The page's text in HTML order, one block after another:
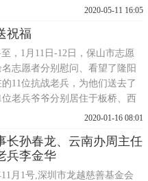
平陆，芮城，永济等县市，战线
月13日，中国军队第3军12师师
垣曲县毛家村樱花沟组织突围
中弹，后右
2020-05-11 16:05
祝福
，1月11日-12日，保山市志愿
志愿者分别慰问、看望了隆阳
的11位抗战老兵，为他们送去了
老兵爷爷分别居住于板桥、西
蒲缥、杨柳等地，其中百岁老兵
缥的何在兴老爷爷(102岁)，其余
都在90岁以上，最小的都已经
者们
2020-01-16 08:01
长孙春龙、云南办周主任
兵李金华
11月1号,深圳市龙越慈善基金会